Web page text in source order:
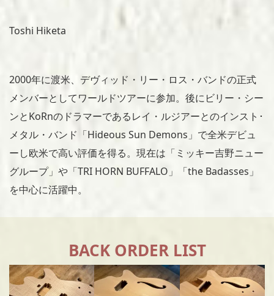
Toshi Hiketa
2000年に渡米、デヴィッド・リー・ロス・バンドの正式
メンバーとしてワールドツアーに参加。後にビリー・シー
ンとKoRnのドラマーであるレイ・ルジアーとのインスト･
メタル・バンド「Hideous Sun Demons」で全米デビュ
ーし欧米で高い評価を得る。現在は「ミッキー吉野ニュー
グループ」や「TRI HORN BUFFALO」「the Badasses」
を中心に活躍中。
BACK ORDER LIST